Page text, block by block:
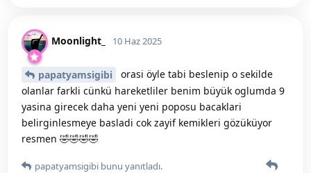
Moonlight_ 10 Haz 2025
papatyamsigibi
orasi öyle tabi beslenip o sekilde
olanlar farkli cünkü hareketliler benim büyük oglumda 9
yasina girecek daha yeni yeni poposu bacaklari
belirginlesmeye basladi cok zayif kemikleri gözüküyor
resmen 🤣🤣🤣🤣
papatyamsigibi bunu yanıtladı.